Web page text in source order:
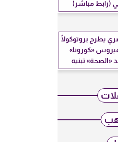
(رابط مباشر)
يطرح بروتوكولًا
«كورونا»
«الصحة» تبنيه